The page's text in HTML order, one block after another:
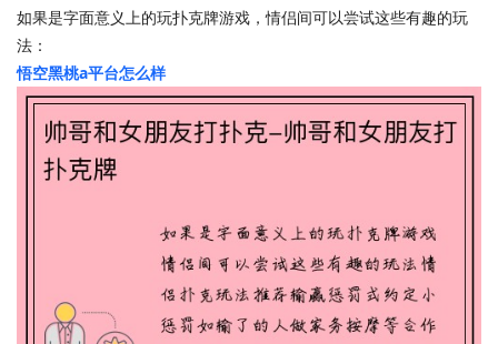
如果是字面意义上的玩扑克牌游戏，情侣间可以尝试这些有趣的玩
法：
悟空黑桃a平台怎么样